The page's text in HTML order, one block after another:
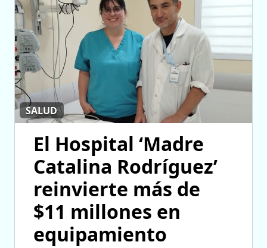
SALUD
El Hospital ‘Madre
Catalina Rodríguez’
reinvierte más de
$11 millones en
equipamiento